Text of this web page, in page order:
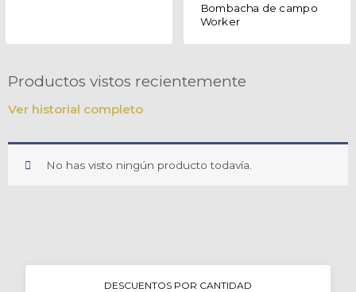
Bombacha de campo
Worker
Productos vistos recientemente
Ver historial completo
No has visto ningún producto todavía.
DESCUENTOS POR CANTIDAD